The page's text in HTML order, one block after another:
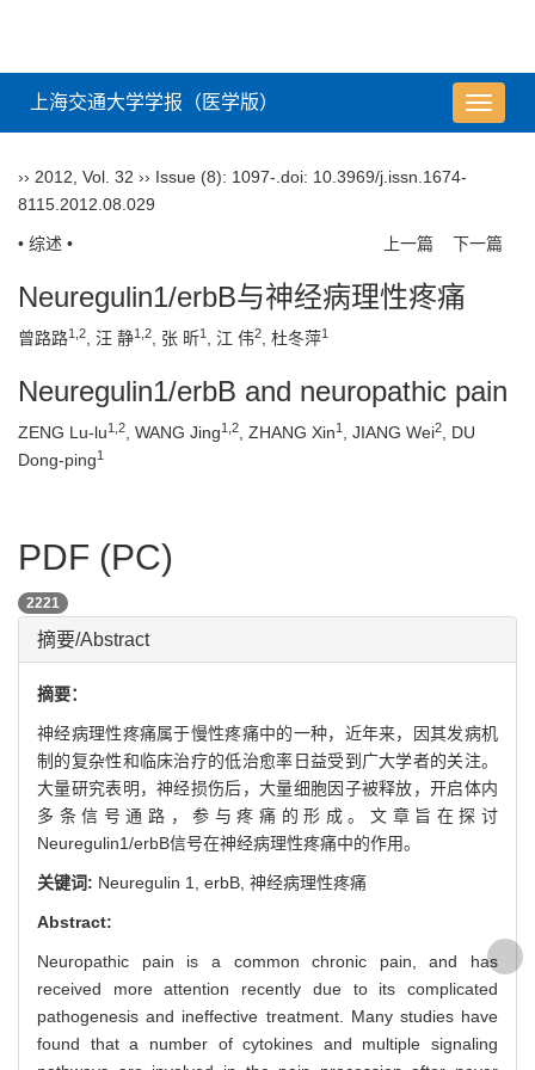
导
航
上海交通大学学报（医学版）
›› 2012 Vol. 32 ›› Issue (8): 1097-. doi: 10.3969/j.issn.1674-
8115.2012.08.029
• 综述 • 上一篇 下一篇
Neuregulin1/erbB与神经病理性疼痛
曾路路1,2 , 汪 静1,2 , 张 昕1 , 江 伟2 , 杜冬萍1
Neuregulin1/erbB and neuropathic pain
ZENG Lu-lu1,2 , WANG Jing1,2 , ZHANG Xin1 , JIANG Wei2
, DU
Dong-ping1
PDF (PC)
2221
摘要/Abstract
摘要：
神经病理性疼痛属于慢性疼痛中的一种，近年来，因其发病机
制的复杂性和临床治疗的低治愈率日益受到广大学者的关注。
大量研究表明，神经损伤后，大量细胞因子被释放，开启体内
多条信号通路，参与疼痛的形成。文章旨在探讨
Neuregulin1/erbB信号在神经病理性疼痛中的作用。
关键词: Neuregulin 1, erbB, 神经病理性疼痛
Abstract:
Neuropathic pain is a common chronic pain, and has
received more attention recently due to its complicated
pathogenesis and ineffective treatment. Many studies have
found that a number of cytokines and multiple signaling